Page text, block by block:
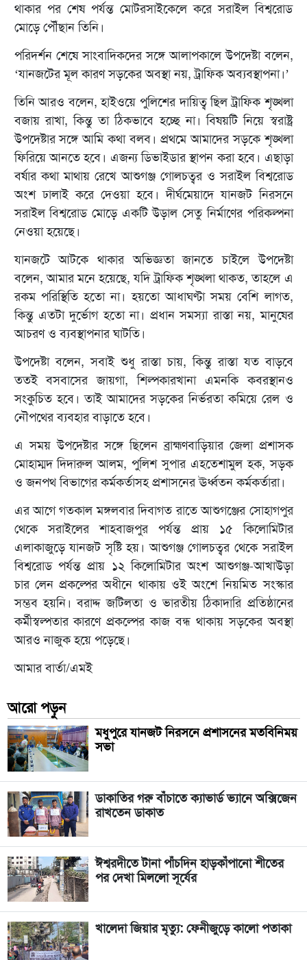
থাকার পর শেষ পর্যন্ত মোটরসাইকেলে করে সরাইল বিশ্বরোড
মোড়ে পৌঁছান তিনি।
পরিদর্শন শেষে সাংবাদিকদের সঙ্গে আলাপকালে উপদেষ্টা বলেন,
‘যানজটের মূল কারণ সড়কের অবস্থা নয়, ট্রাফিক অব্যবস্থাপনা।’
তিনি আরও বলেন, হাইওয়ে পুলিশের দায়িত্ব ছিল ট্রাফিক শৃঙ্খলা
বজায় রাখা, কিন্তু তা ঠিকভাবে হচ্ছে না। বিষয়টি নিয়ে স্বরাষ্ট্র
উপদেষ্টার সঙ্গে আমি কথা বলব। প্রথমে আমাদের সড়কে শৃঙ্খলা
ফিরিয়ে আনতে হবে। এজন্য ডিভাইডার স্থাপন করা হবে। এছাড়া
বর্ষার কথা মাথায় রেখে আশুগঞ্জ গোলচত্বর ও সরাইল বিশ্বরোড
অংশ ঢালাই করে দেওয়া হবে। দীর্ঘমেয়াদে যানজট নিরসনে
সরাইল বিশ্বরোড মোড়ে একটি উড়াল সেতু নির্মাণের পরিকল্পনা
নেওয়া হয়েছে।
যানজটে আটকে থাকার অভিজ্ঞতা জানতে চাইলে উপদেষ্টা
বলেন, আমার মনে হয়েছে, যদি ট্রাফিক শৃঙ্খলা থাকত, তাহলে এ
রকম পরিস্থিতি হতো না। হয়তো আধাঘণ্টা সময় বেশি লাগত,
কিন্তু এতটা দুর্ভোগ হতো না। প্রধান সমস্যা রাস্তা নয়, মানুষের
আচরণ ও ব্যবস্থাপনার ঘাটতি।
উপদেষ্টা বলেন, সবাই শুধু রাস্তা চায়, কিন্তু রাস্তা যত বাড়বে
ততই বসবাসের জায়গা, শিল্পকারখানা এমনকি কবরস্থানও
সংকুচিত হবে। তাই আমাদের সড়কের নির্ভরতা কমিয়ে রেল ও
নৌপথের ব্যবহার বাড়াতে হবে।
এ সময় উপদেষ্টার সঙ্গে ছিলেন ব্রাহ্মণবাড়িয়ার জেলা প্রশাসক
মোহাম্মদ দিদারুল আলম, পুলিশ সুপার এহতেশামুল হক, সড়ক
ও জনপথ বিভাগের কর্মকর্তাসহ প্রশাসনের ঊর্ধ্বতন কর্মকর্তারা।
এর আগে গতকাল মঙ্গলবার দিবাগত রাতে আশুগঞ্জের সোহাগপুর
থেকে সরাইলের শাহবাজপুর পর্যন্ত প্রায় ১৫ কিলোমিটার
এলাকাজুড়ে যানজট সৃষ্টি হয়। আশুগঞ্জ গোলচত্বর থেকে সরাইল
বিশ্বরোড পর্যন্ত প্রায় ১২ কিলোমিটার অংশ আশুগঞ্জ-আখাউড়া
চার লেন প্রকল্পের অধীনে থাকায় ওই অংশে নিয়মিত সংস্কার
সম্ভব হয়নি। বরাদ্দ জটিলতা ও ভারতীয় ঠিকাদারি প্রতিষ্ঠানের
কর্মীস্বল্পতার কারণে প্রকল্পের কাজ বন্ধ থাকায় সড়কের অবস্থা
আরও নাজুক হয়ে পড়েছে।
আমার বার্তা/এমই
আরো পড়ুন
মধুপুরে যানজট নিরসনে প্রশাসনের মতবিনিময়
সভা
ডাকাতির গরু বাঁচাতে ক্যাভার্ড ভ্যানে অক্সিজেন
রাখতেন ডাকাত
ঈশ্বরদীতে টানা পাঁচদিন হাড়কাঁপানো শীতের
পর দেখা মিললো সূর্যের
খালেদা জিয়ার মৃত্যু: ফেনীজুড়ে কালো পতাকা